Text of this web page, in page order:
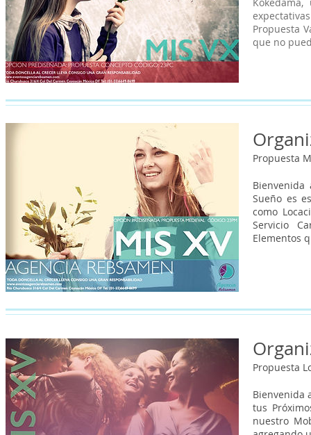
Propuesta
que no
Propuesta
Sueño es
como
Servicio
Elementos
Propuesta
Bienvenida
tus
nuestro